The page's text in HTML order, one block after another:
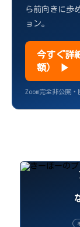
ら前向きに歩
ョン。
今すぐ詳
額） ▶
Zoom完全非公開